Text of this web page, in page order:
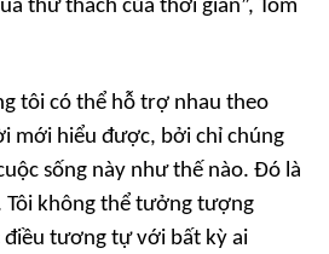
thử thách của thời gian”, Tom
tôi có thể hỗ trợ nhau theo
mới hiểu được, bởi chỉ chúng
sống này như thế nào. Đó là
Tôi không thể tưởng tượng
tương tự với bất kỳ ai